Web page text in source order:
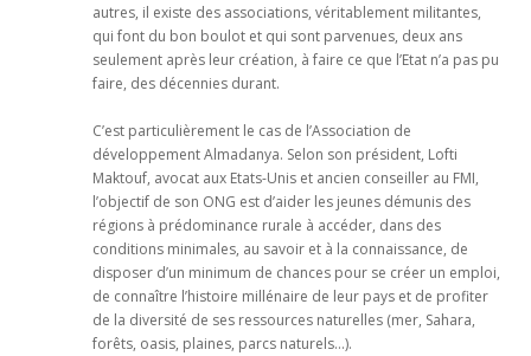
autres, il existe des associations, véritablement militantes,
qui font du bon boulot et qui sont parvenues, deux ans
seulement après leur création, à faire ce que l’Etat n’a pas pu
faire, des décennies durant.
C’est particulièrement le cas de l’Association de
développement Almadanya. Selon son président, Lofti
Maktouf, avocat aux Etats-Unis et ancien conseiller au FMI,
l’objectif de son ONG est d’aider les jeunes démunis des
régions à prédominance rurale à accéder, dans des
conditions minimales, au savoir et à la connaissance, de
disposer d’un minimum de chances pour se créer un emploi,
de connaître l’histoire millénaire de leur pays et de profiter
de la diversité de ses ressources naturelles (mer, Sahara,
forêts, oasis, plaines, parcs naturels…).